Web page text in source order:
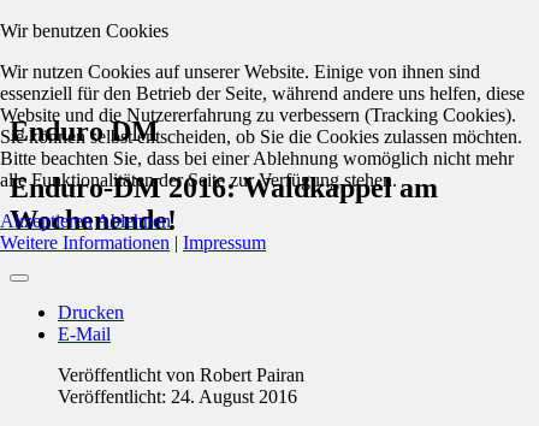
Enduro DM
Enduro-DM 2016: Waldkappel am
Wochenende!
Drucken
E-Mail
Veröffentlicht von Robert Pairan
Veröffentlicht: 24. August 2016
Wir benutzen Cookies
Wir nutzen Cookies auf unserer Website. Einige von ihnen sind
essenziell für den Betrieb der Seite, während andere uns helfen, diese
Website und die Nutzererfahrung zu verbessern (Tracking Cookies).
Sie können selbst entscheiden, ob Sie die Cookies zulassen möchten.
Bitte beachten Sie, dass bei einer Ablehnung womöglich nicht mehr
alle Funktionalitäten der Seite zur Verfügung stehen.
AkzeptierenAblehnen
Weitere Informationen | Impressum